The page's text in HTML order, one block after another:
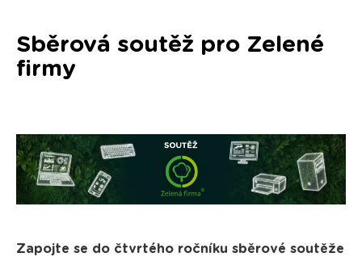
Sběrová soutěž pro Zelené
firmy
Zapojte se do čtvrtého ročníku sběrové soutěže